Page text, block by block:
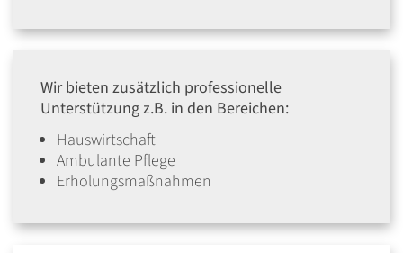
Wir bieten zusätzlich professionelle
Unterstützung z.B. in den Bereichen:
Hauswirtschaft
Ambulante Pflege
Erholungsmaßnahmen